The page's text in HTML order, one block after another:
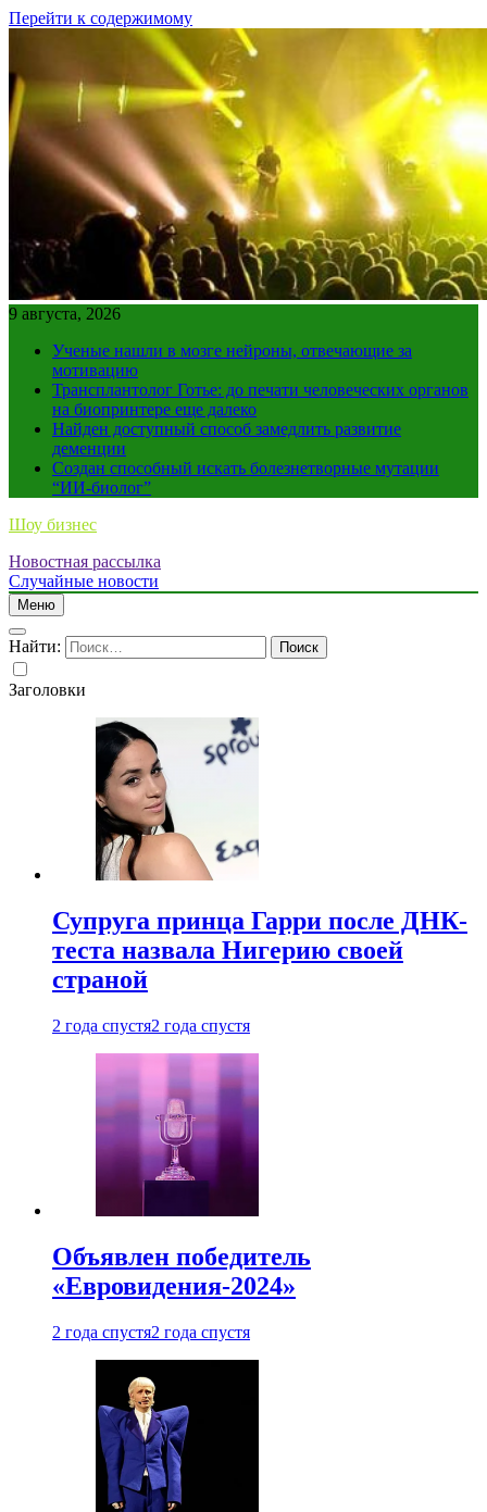
Перейти к содержимому
9 августа, 2026
Ученые нашли в мозге нейроны, отвечающие за
мотивацию
Трансплантолог Готье: до печати человеческих органов
на биопринтере еще далеко
Найден доступный способ замедлить развитие
деменции
Создан способный искать болезнетворные мутации
“ИИ-биолог”
Шоу бизнес
Новостная рассылка
Случайные новости
Меню
Найти:
Заголовки
Супруга принца Гарри после ДНК-
теста назвала Нигерию своей
страной
2 года спустя2 года спустя
Объявлен победитель
«Евровидения-2024»
2 года спустя2 года спустя